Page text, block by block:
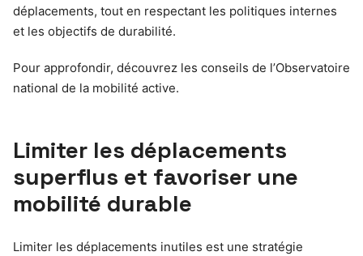
déplacements, tout en respectant les politiques internes
et les objectifs de durabilité.
Pour approfondir, découvrez les conseils de l’Observatoire
national de la mobilité active.
Limiter les déplacements
superflus et favoriser une
mobilité durable
Limiter les déplacements inutiles est une stratégie